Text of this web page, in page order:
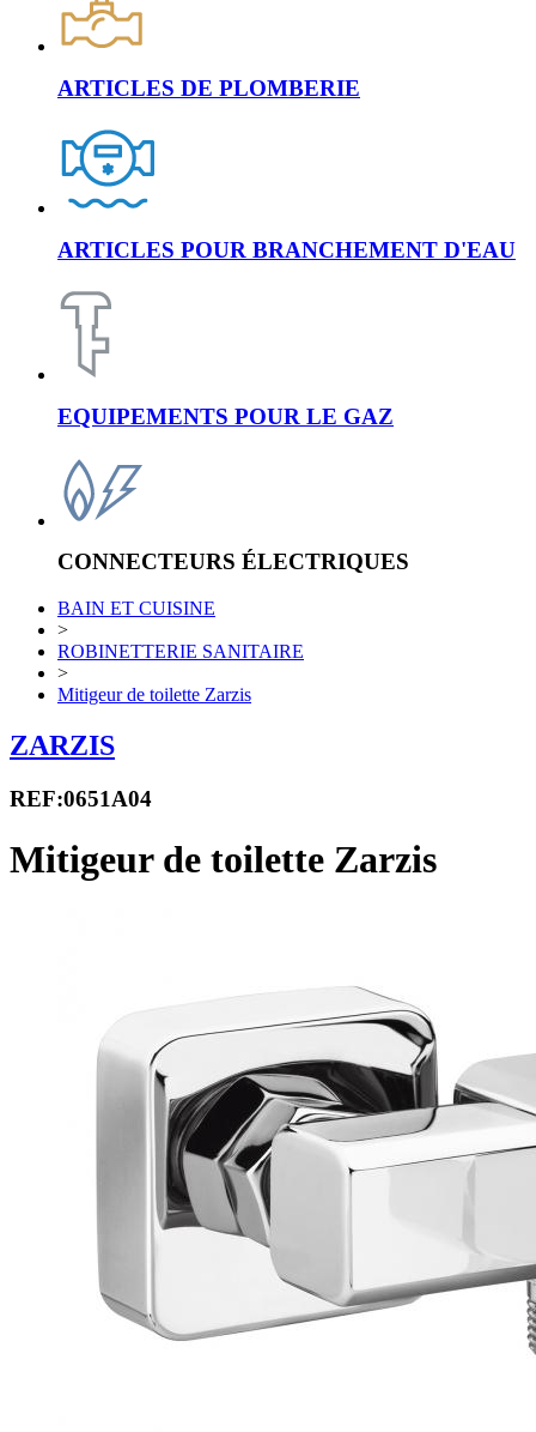
ARTICLES DE PLOMBERIE
ARTICLES POUR BRANCHEMENT D'EAU
EQUIPEMENTS POUR LE GAZ
CONNECTEURS ÉLECTRIQUES
BAIN ET CUISINE
>
ROBINETTERIE SANITAIRE
>
Mitigeur de toilette Zarzis
ZARZIS
REF:0651A04
Mitigeur de toilette Zarzis